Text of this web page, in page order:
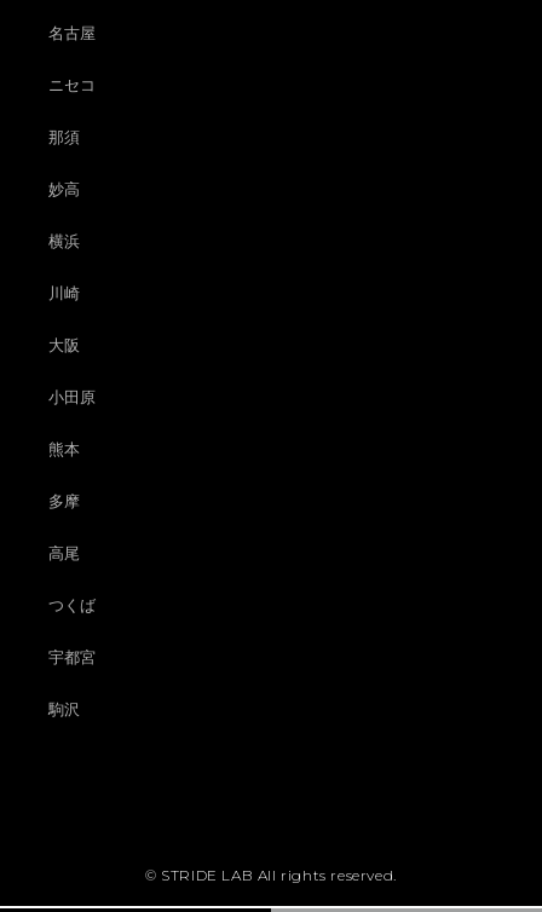
名古屋
ニセコ
那須
妙高
横浜
川崎
大阪
小田原
熊本
多摩
高尾
つくば
宇都宮
駒沢
© STRIDE LAB All rights reserved.